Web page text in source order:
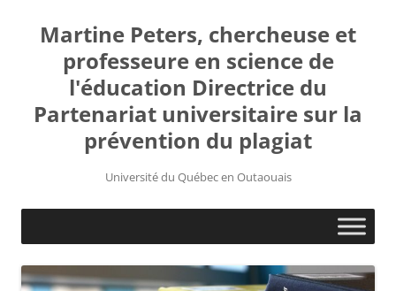
Martine Peters, chercheuse et
professeure en science de
l'éducation Directrice du
Partenariat universitaire sur la
prévention du plagiat
Université du Québec en Outaouais
Aller